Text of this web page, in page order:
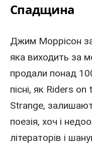
Спадщина
Джим Моррісон
яка виходить за
продали понад
пісні, як Riders
Strange,
поезія, хоч і
літераторів і